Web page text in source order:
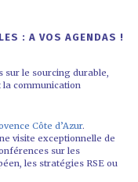
: A VOS AGENDAS !
sur le sourcing durable,
la communication
Côte d’Azur.
visite exceptionnelle de
sur les
les stratégies RSE ou